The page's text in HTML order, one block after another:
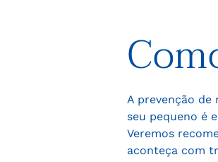
A prevenção de
seu pequeno é
Veremos
aconteça com